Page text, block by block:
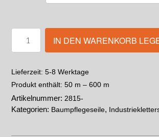
IN DEN WARENKORB
Lieferzeit: 5-8 Werktage
Produkt enthält: 50 m – 600 m
Artikelnummer: 2815-
Kategorien: Baumpflegeseile,